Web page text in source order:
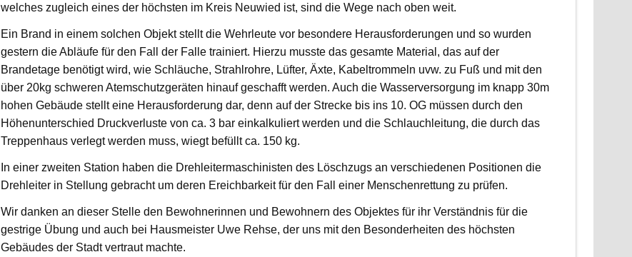
welches zugleich eines der höchsten im Kreis Neuwied ist, sind die Wege nach oben weit.
Ein Brand in einem solchen Objekt stellt die Wehrleute vor besondere Herausforderungen und so wurden
gestern die Abläufe für den Fall der Falle trainiert. Hierzu musste das gesamte Material, das auf der
Brandetage benötigt wird, wie Schläuche, Strahlrohre, Lüfter, Äxte, Kabeltrommeln uvw. zu Fuß und mit den
über 20kg schweren Atemschutzgeräten hinauf geschafft werden. Auch die Wasserversorgung im knapp 30m
hohen Gebäude stellt eine Herausforderung dar, denn auf der Strecke bis ins 10. OG müssen durch den
Höhenunterschied Druckverluste von ca. 3 bar einkalkuliert werden und die Schlauchleitung, die durch das
Treppenhaus verlegt werden muss, wiegt befüllt ca. 150 kg.
In einer zweiten Station haben die Drehleitermaschinisten des Löschzugs an verschiedenen Positionen die
Drehleiter in Stellung gebracht um deren Ereichbarkeit für den Fall einer Menschenrettung zu prüfen.
Wir danken an dieser Stelle den Bewohnerinnen und Bewohnern des Objektes für ihr Verständnis für die
gestrige Übung und auch bei Hausmeister Uwe Rehse, der uns mit den Besonderheiten des höchsten
Gebäudes der Stadt vertraut machte.